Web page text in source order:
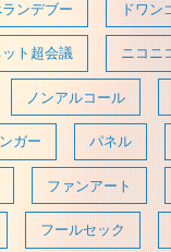
ランデブー ドワン
ト超会議 ニコニ
ノンアルコール
ガー パネル
ファンアート
フールセック